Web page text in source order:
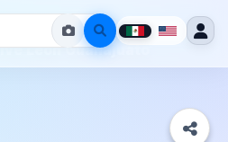
Guanajuato